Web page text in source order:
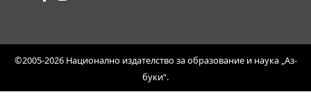
©2005-2026 Национално издателство за образование и наука „Аз-
буки“.